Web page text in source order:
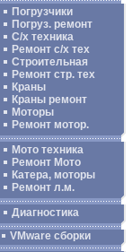
Погрузчики
Погруз. ремонт
С/х техника
Ремонт с/х тех
Строительная
Ремонт стр. тех
Краны
Краны ремонт
Моторы
Ремонт мотор.
Мото техника
Ремонт Мото
Катера, моторы
Ремонт л.м.
Диагностика
VMware сборки